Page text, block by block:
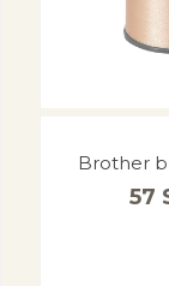
Brother
57